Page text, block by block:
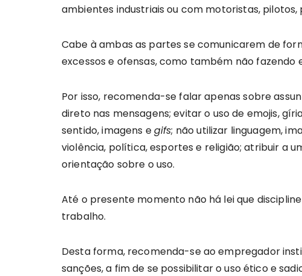
ambientes industriais ou com motoristas, pilotos,
Cabe à ambas as partes se comunicarem de
excessos e ofensas, como também não fazendo
Por isso, recomenda-se falar apenas sobre
direto nas mensagens; evitar o uso de emojis,
sentido, imagens egifs; não utilizar linguagem,
violência, política, esportes e religião; atribuir a
orientação sobre o uso.
Até o presente momento não há lei que
trabalho.
Desta forma, recomenda-se ao empregador
sanções, a fim de se possibilitar o uso ético e